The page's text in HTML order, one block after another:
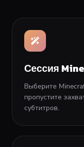
Сессия
Выберите
пропустите
субтитров.